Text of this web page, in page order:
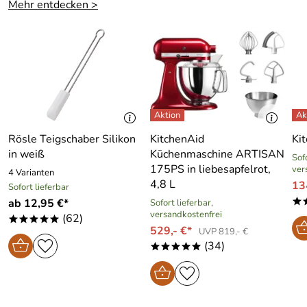
Schnitt- und kratzfester Antihaftversieglung
Absolut säurebeständig
Hitzebeständig bis 230 Grad
Ausgezeichnete Wärmeleitung
Leicht zu Reinigen
10 Jahre Garantie (PDF)
Made in Germany
vor dem Backen empfiehlt sich das Einfetten oder
Auslegen mit Backpapier
Hersteller: Dr. August Oetker Nahrungsmittel KG,
Lutterstraße 14, 33617 Bielefeld, service@oetker.de
Mehr entdecken >
Rösle Teigschaber Silikon
in weiß
4 Varianten
Sofort lieferbar
ab 12,95 €*
***** (62)
KitchenAid
Küchenmaschine ARTISAN
175PS in liebesapfelrot,
4,8 L
Sofort lieferbar,
versandkostenfrei
529,- €* UVP 819,- €
***** (34)